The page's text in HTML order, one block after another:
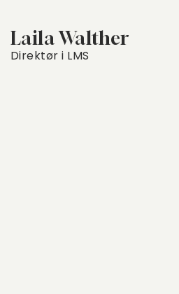
Laila Walther
Direktør i LMS